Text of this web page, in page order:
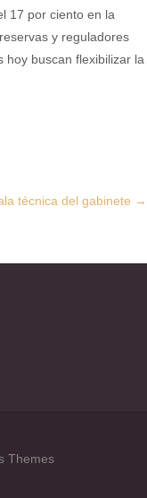
17 por ciento en la
y reguladores
hoy buscan flexibilizar la
técnica del gabinete →
Themes